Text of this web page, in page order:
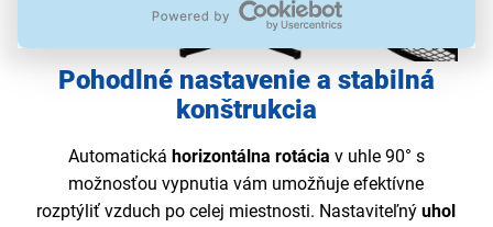
Pohodlné nastavenie a stabilná
konštrukcia
Automatická horizontálna rotácia v uhle 90° s
možnosťou vypnutia vám umožňuje efektívne
rozptýliť vzduch po celej miestnosti. Nastaviteľnýuhol